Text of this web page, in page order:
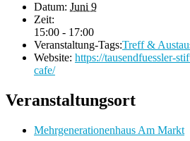
Datum: Juni 9
Zeit:
15:00 - 17:00
Veranstaltung-Tags:Treff &
Website: https://tausendfuessler-
cafe/
Veranstaltungsort
Mehrgenerationenhaus Am Markt